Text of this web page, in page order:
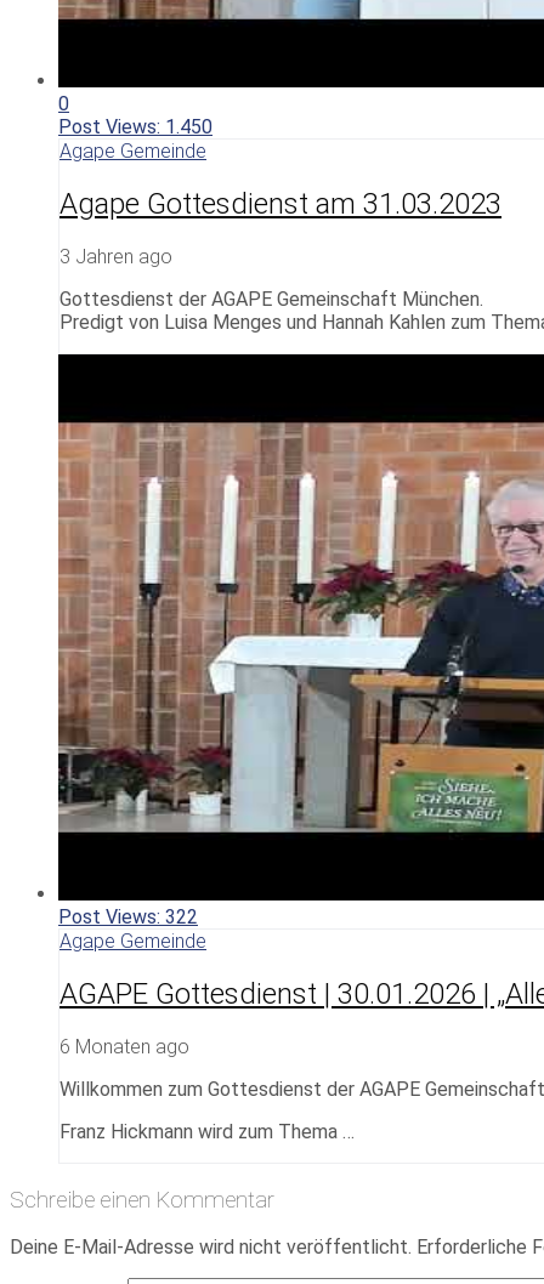
0
Post Views: 1.450
Agape Gemeinde
Agape Gottesdienst am 31.03.2023
3 Jahren ago
Gottesdienst der AGAPE Gemeinschaft München.
Predigt von Luisa Menges und Hannah Kahlen zum
Post Views: 322
Agape Gemeinde
AGAPE Gottesdienst | 30.01.2026 |
6 Monaten ago
Willkommen zum Gottesdienst der AGAPE
Franz Hickmann wird zum Thema …
Schreibe einen Kommentar
Deine E-Mail-Adresse wird nicht veröffentlicht. Erforderliche